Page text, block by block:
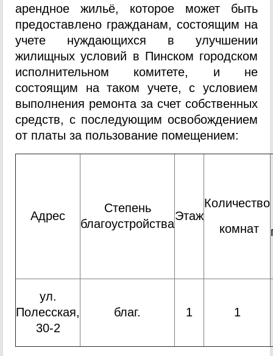
арендное жильё, которое может быть
предоставлено гражданам, состоящим на
учете нуждающихся в улучшении
жилищных условий в Пинском городском
исполнительном комитете, и не
состоящим на таком учете, с условием
выполнения ремонта за счет собственных
средств, с последующим освобождением
от платы за пользование помещением:
Адрес
Степень
благоустройства
Этаж
Количество
комнат
ул.
Полесская,
30-2
благ. 1 1